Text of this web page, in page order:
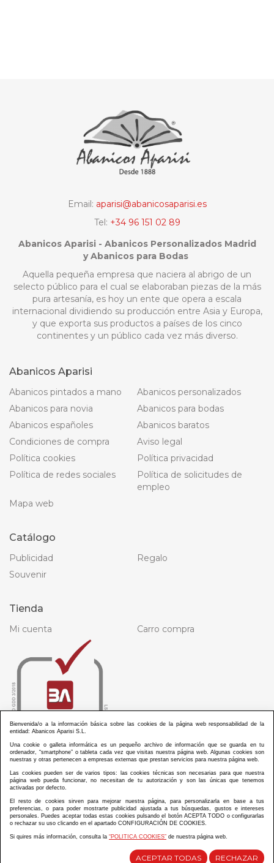
Email: aparisi@abanicosaparisi.es
Tel: +34 96 151 02 89
Abanicos Aparisi - Abanicos Personalizados Madrid
y Abanicos para Bodas
Aquella pequeña empresa que naciera al abrigo de un
selecto público para el cual se elaboraban piezas de la más
pura artesanía, es hoy un ente que opera a escala
internacional dividiendo su producción entre Asia y Europa,
y que exporta sus productos a países de los cinco
continentes y un público cada vez más diverso.
Abanicos Aparisi
Abanicos pintados a mano
Abanicos personalizados
Abanicos para novia
Abanicos para bodas
Abanicos españoles
Abanicos baratos
Condiciones de compra
Aviso legal
Política cookies
Política privacidad
Política de redes sociales
Política de solicitudes de
empleo
Mapa web
Catálogo
Publicidad
Regalo
Souvenir
Tienda
Mi cuenta Carro compra
ABANICOS APARISI S.L. ha recibido por parte de La Generalitat Valenciana, la cantidad de
100.000 € en apoyo al proyecto HISOLV/2021/3933/46 del PLAN EMPRESARIAL “PLAN RESISITIR
PLUS”.
ABANICOS APARISI S.L. ha recibido por parte de La Generalitat Valenciana, la cantidad de 7.000
Bienvenida/o a la información básica sobre las cookies de la página web responsabilidad de la
entidad: Abanicos Aparisi S.L.
Una cookie o galleta informática es un pequeño archivo de información que se guarda en tu
ordenador, “smartphone” o tableta cada vez que visitas nuestra página web. Algunas cookies son
nuestras y otras pertenecen a empresas externas que prestan servicios para nuestra página web.
Las cookies pueden ser de varios tipos: las cookies técnicas son necesarias para que nuestra
página web pueda funcionar, no necesitan de tu autorización y son las únicas que tenemos
activadas por defecto.
El resto de cookies sirven para mejorar nuestra página, para personalizarla en base a tus
preferencias, o para poder mostrarte publicidad ajustada a tus búsquedas, gustos e intereses
personales. Puedes aceptar todas estas cookies pulsando el botón ACEPTA TODO o configurarlas
o rechazar su uso clicando en el apartado CONFIGURACIÓN DE COOKIES.
Si quires más información, consulta la “POLITICA COOKIES” de nuestra página web.
ACEPTAR TODAS RECHAZAR